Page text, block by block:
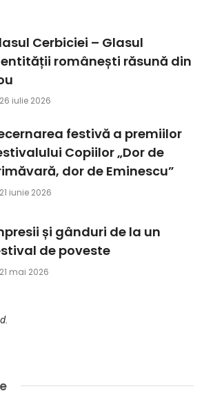
Cerbiciei – Glasul
românești răsună din
26 iulie 2026
festivă a premiilor
Copiilor „Dor de
dor de Eminescu”
21 iunie 2026
și gânduri de la un
de poveste
21 mai 2026